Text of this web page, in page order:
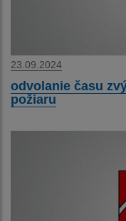
23.09.2024
odvolanie času
požiaru